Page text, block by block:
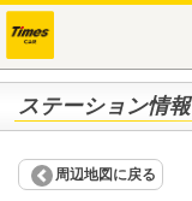
ステーション情報
周辺地図に戻る